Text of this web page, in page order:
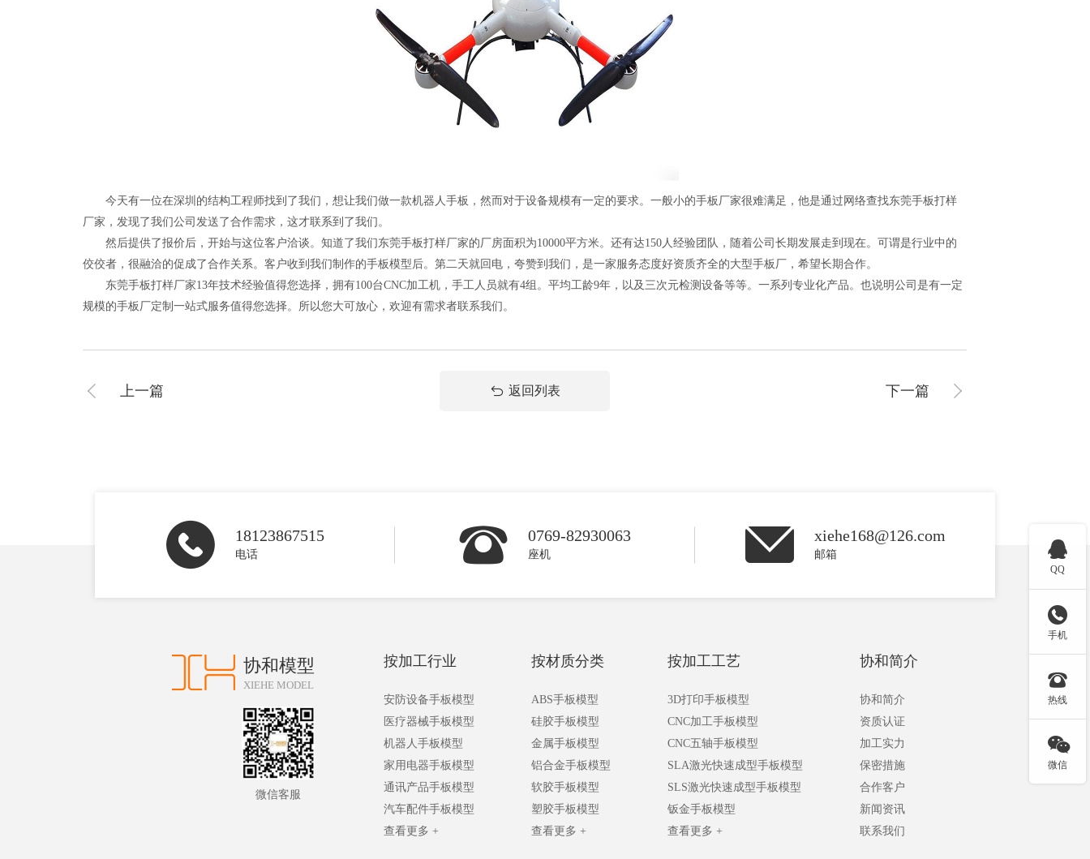
今天有一位在深圳的结构工程师找到了我们，想让我们做一款机器人手板，然而对于设备规模有一定的要求。一般小的手板厂家很难满足，他是通过网络查找东莞手板打样
厂家，发现了我们公司发送了合作需求，这才联系到了我们。
然后提供了报价后，开始与这位客户洽谈。知道了我们东莞手板打样厂家的厂房面积为10000平方米。还有达150人经验团队，随着公司长期发展走到现在。可谓是行业中的
佼佼者，很融洽的促成了合作关系。客户收到我们制作的手板模型后。第二天就回电，夸赞到我们，是一家服务态度好资质齐全的大型手板厂，希望长期合作。
东莞手板打样厂家13年技术经验值得您选择，拥有100台CNC加工机，手工人员就有4组。平均工龄9年，以及三次元检测设备等等。一系列专业化产品。也说明公司是有一定
规模的手板厂定制一站式服务值得您选择。所以您大可放心，欢迎有需求者联系我们。
上一篇 返回列表 下一篇
18123867515
电话
0769-82930063
座机
xiehe168@126.com
邮箱
协和模型
XIEHE MODEL
微信客服
按加工行业
安防设备手板模型
医疗器械手板模型
机器人手板模型
家用电器手板模型
通讯产品手板模型
汽车配件手板模型
查看更多 +
按材质分类
ABS手板模型
硅胶手板模型
金属手板模型
铝合金手板模型
软胶手板模型
塑胶手板模型
查看更多 +
按加工工艺
3D打印手板模型
CNC加工手板模型
CNC五轴手板模型
SLA激光快速成型手板模型
SLS激光快速成型手板模型
钣金手板模型
查看更多 +
协和简介
协和简介
资质认证
加工实力
保密措施
合作客户
新闻资讯
联系我们

QQ

手机

热线

微信